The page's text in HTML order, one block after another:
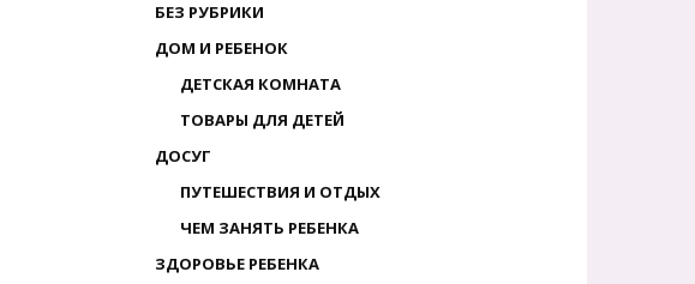
БЕЗ РУБРИКИ
ДОМ И РЕБЕНОК
ДЕТСКАЯ КОМНАТА
ТОВАРЫ ДЛЯ ДЕТЕЙ
ДОСУГ
ПУТЕШЕСТВИЯ И ОТДЫХ
ЧЕМ ЗАНЯТЬ РЕБЕНКА
ЗДОРОВЬЕ РЕБЕНКА